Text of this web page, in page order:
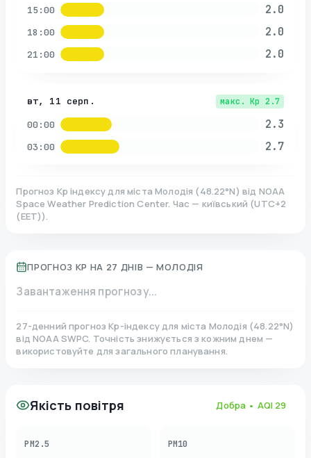
15:00 2.0
18:00 2.0
21:00 2.0
вт, 11 серп. макс. Kp 2.7
00:00 2.3
03:00 2.7
Прогноз Kp індексу для міста Молодія (48.22°N) від NOAA
Space Weather Prediction Center. Час — київський (UTC+2
(EET)).
ПРОГНОЗ KP НА 27 ДНІВ — МОЛОДІЯ
Завантаження прогнозу...
27-денний прогноз Kp-індексу для міста Молодія (48.22°N)
від NOAA SWPC. Точність знижується з кожним днем —
використовуйте для загального планування.
Якість повітря Добра • AQI 29
PM2.5 PM10